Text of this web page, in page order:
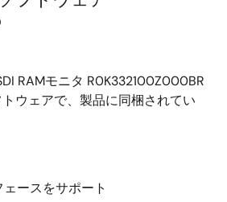
RAMモニタ R0K332100Z000BR
ウェアで、製品に同梱されてい
ースをサポート